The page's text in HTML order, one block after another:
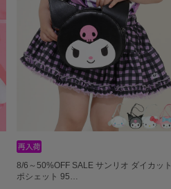
8/6～50%OFF SALE サンリオ ダイカット
ポシェット 95…